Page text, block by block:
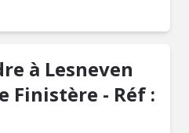
à Lesneven
Finistère - Réf :